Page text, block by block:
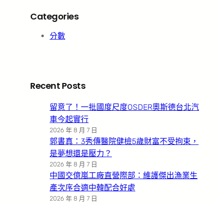
Categories
分數
Recent Posts
留意了！一批國度尺度OSDER奧斯德台北汽
車今起實行
2026 年 8 月 7 日
郭書真：3秀傳醫院健檢5歲財富不受拘束，
是夢想還是壓力？
2026 年 8 月 7 日
中國交億嵐工廠直營際部：維護傑出漁業生
產次序合適中韓配合好處
2026 年 8 月 7 日